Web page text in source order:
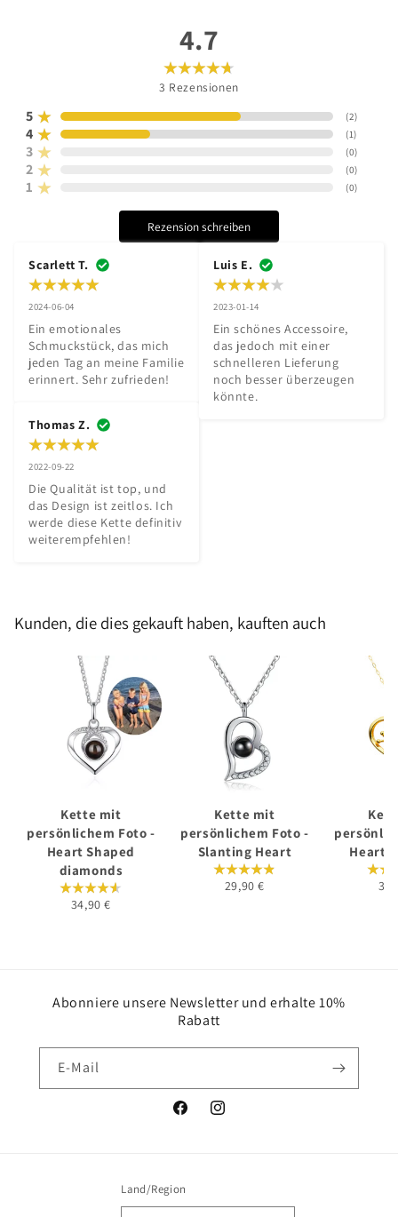
4.7
3 Rezensionen
5 (2)
4 (1)
3 (0)
2 (0)
1 (0)
Rezension schreiben
Scarlett T.
2024-06-04
Ein emotionales
Schmuckstück, das mich
jeden Tag an meine Familie
erinnert. Sehr zufrieden!
Thomas Z.
2022-09-22
Die Qualität ist top, und
das Design ist zeitlos. Ich
werde diese Kette definitiv
weiterempfehlen!
Luis E.
2023-01-14
Ein schönes Accessoire,
das jedoch mit einer
schnelleren Lieferung
noch besser überzeugen
könnte.
Kunden, die dies gekauft haben, kauften auch
Kette mit
persönlichem Foto -
Heart Shaped
diamonds
34,90 €
Kette mit
persönlichem Foto -
Slanting Heart
29,90 €
Heart
Abonniere unsere Newsletter und erhalte 10%
Rabatt
E-Mail
FacebookInstagram
Land/Region